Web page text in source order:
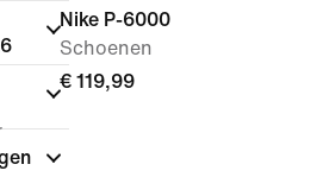
Nike P-6000
Schoenen
€ 119,99